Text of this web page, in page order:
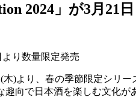
2024」が3月21
より数量限定発売
)より、春の季節限定シリ
向で日本酒を楽しむ文化